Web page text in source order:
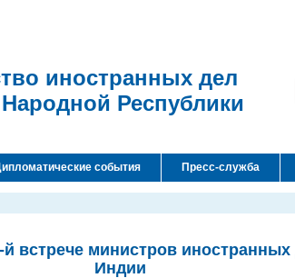
иностранных дел
Республики
события Пресс-служба
встрече министров
Индии